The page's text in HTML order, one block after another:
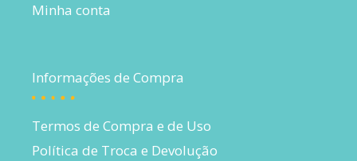
Minha conta
Informações de Compra
Termos de Compra e de Uso
Política de Troca e Devolução